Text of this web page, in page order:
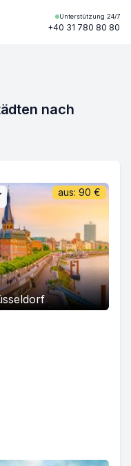
Unterstützung 24/7
+40 31 780 80 80
nach
aus: 90 €